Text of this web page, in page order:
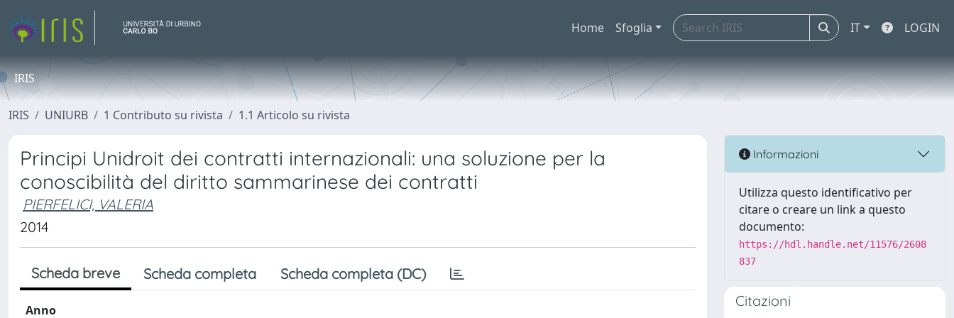
Home Sfoglia IT LOGIN
IRIS
IRIS UNIURB 1 Contributo su rivista 1.1 Articolo su rivista
Principi Unidroit dei contratti internazionali: una soluzione per la
conoscibilità del diritto sammarinese dei contratti
PIERFELICI, VALERIA
2014
Scheda breve Scheda completa Scheda completa (DC)
Anno
Informazioni
Utilizza questo identificativo per
citare o creare un link a questo
documento:
https://hdl.handle.net/11576/2608
837
Citazioni